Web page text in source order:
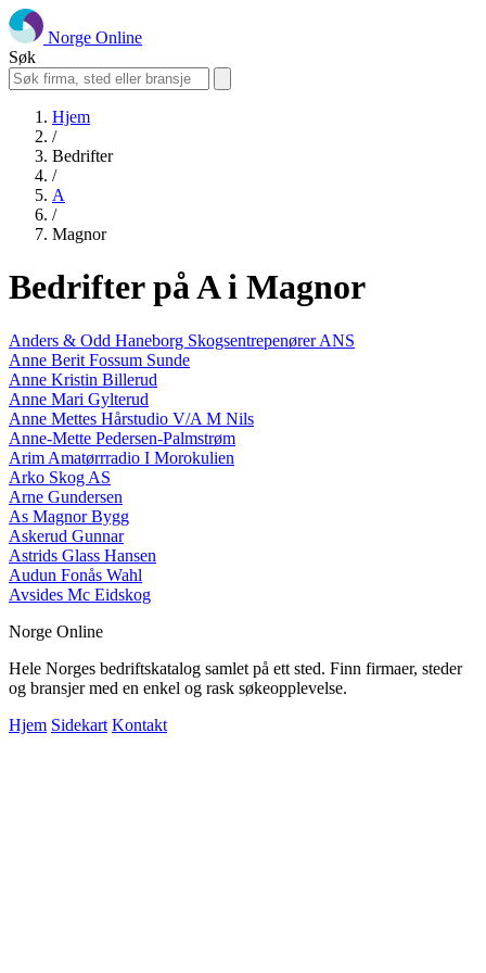
Norge Online
Søk
Hjem
/
Bedrifter
/
A
/
Magnor
Bedrifter på A i Magnor
Anders & Odd Haneborg Skogsentrepenører ANS
Anne Berit Fossum Sunde
Anne Kristin Billerud
Anne Mari Gylterud
Anne Mettes Hårstudio V/A M Nils
Anne-Mette Pedersen-Palmstrøm
Arim Amatørrradio I Morokulien
Arko Skog AS
Arne Gundersen
As Magnor Bygg
Askerud Gunnar
Astrids Glass Hansen
Audun Fonås Wahl
Avsides Mc Eidskog
Norge Online
Hele Norges bedriftskatalog samlet på ett sted. Finn firmaer, steder
og bransjer med en enkel og rask søkeopplevelse.
Hjem Sidekart Kontakt